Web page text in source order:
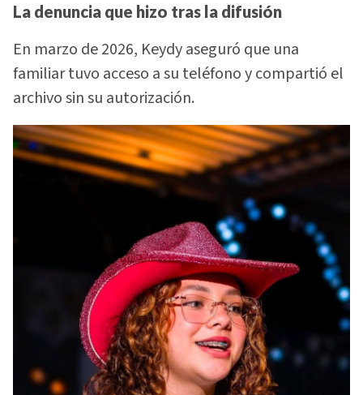
La denuncia que hizo tras la difusión
En marzo de 2026, Keydy aseguró que una
familiar tuvo acceso a su teléfono y compartió el
archivo sin su autorización.